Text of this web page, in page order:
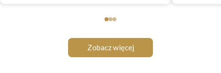
Zobacz więcej